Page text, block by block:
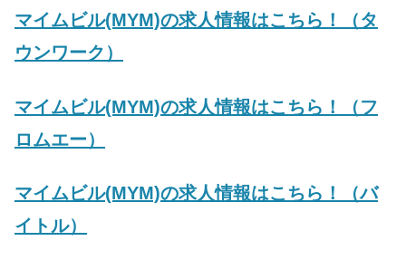
マイムビル(MYM)の求人情報はこちら！（タ
ウンワーク）
マイムビル(MYM)の求人情報はこちら！（フ
ロムエー）
マイムビル(MYM)の求人情報はこちら！（バ
イトル）